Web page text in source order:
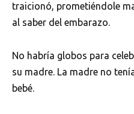
traicionó, prometiéndole
al saber del embarazo.
No habría globos para
su madre. La madre no
bebé.